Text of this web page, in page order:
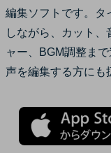
編集ソフトです。タ
しながら、カット
ャー、BGM調整ま
声を編集する方にも